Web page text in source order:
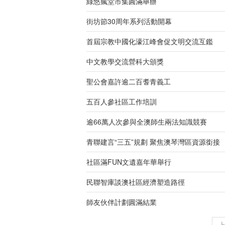
街坊節30周年系列活動開幕
首屆宗教中國化濠江峰會促文明交流互鑑
中文教學交流營科大頒獎
聖公會嘉許逾二百耆青義工
五百人參社區工作培訓
逾66萬人次參與全澳師生兩法知識競賽
青聯建言“三五”規劃 聚焦澳琴灣區資源銜接
社區滿FUN文遺嘉年華舉行
民聯智庫談澳社區經濟塑造路徑
師友伙伴計劃圓滿結業